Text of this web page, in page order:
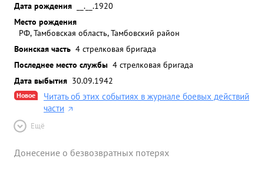
Дата рождения
__.__.1920
Место рождения
РФ, Тамбовская область, Тамбовский район
Воинская часть 4 стрелковая бригада
Последнее место службы 4 стрелковая бригада
Дата выбытия 30.09.1942
Новое
Читать об этих событиях в журнале боевых действий
части
Ещё
Донесение о безвозвратных потерях